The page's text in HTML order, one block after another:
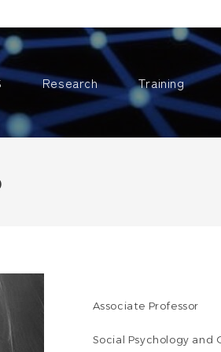
Research Training
Associate Professor
Social Psychology